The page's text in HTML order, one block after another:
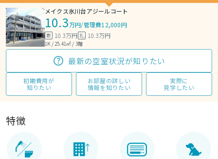
メイクス氷川台アジールコート
10.3万円/管理費12,000円
敷 10.3万円 礼 10.3万円
1K / 25.41㎡ / 3階
最新の空室状況が知りたい
初期費用が
知りたい
お部屋の詳しい
情報を知りたい
実際に
見学したい
特徴